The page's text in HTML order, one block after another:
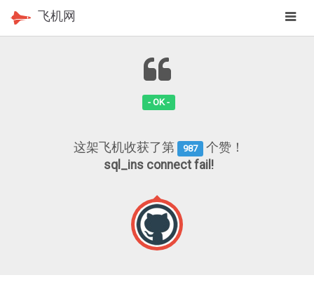
app
飞机网
- OK -
这架飞机收获了第 987
个赞！
sql_ins connect fail!